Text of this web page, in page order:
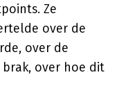
Ze
over de
over de
over hoe dit